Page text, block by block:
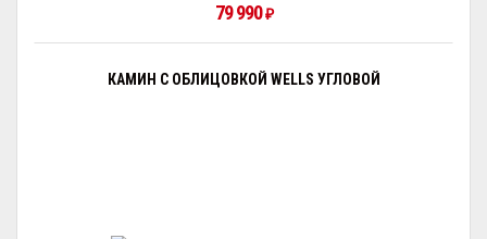
79 990₽
КАМИН С ОБЛИЦОВКОЙ WELLS УГЛОВОЙ